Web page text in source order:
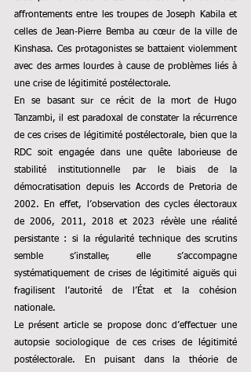
affrontements entre les troupes de Joseph Kabila et
celles de Jean‑Pierre Bemba au cœur de la ville de
Kinshasa. Ces protagonistes se battaient violemment
avec des armes lourdes à cause de problèmes liés à
une crise de légitimité postélectorale.
En se basant sur ce récit de la mort de Hugo
Tanzambi, il est paradoxal de constater la récurrence
de ces crises de légitimité postélectorale, bien que la
RDC soit engagée dans une quête laborieuse de
stabilité institutionnelle par le biais de la
démocratisation depuis les Accords de Pretoria de
2002. En effet, l’observation des cycles électoraux
de 2006, 2011, 2018 et 2023 révèle une réalité
persistante : si la régularité technique des scrutins
semble s’installer, elle s’accompagne
systématiquement de crises de légitimité aiguës qui
fragilisent l’autorité de l’État et la cohésion
nationale.
Le présent article se propose donc d’effectuer une
autopsie sociologique de ces crises de légitimité
postélectorale. En puisant dans la théorie de